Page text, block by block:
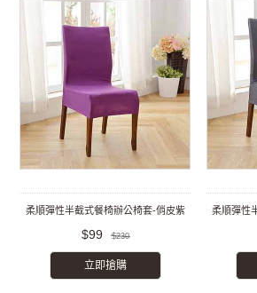
柔順彈性半截式餐椅辦公椅套-俏皮紫
$99 $230
立即搶購
柔順彈性